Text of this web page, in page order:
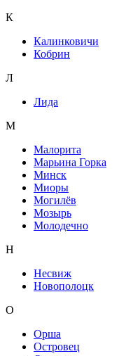
К
Калинковичи
Кобрин
Л
Лида
М
Малорита
Марьина Горка
Минск
Миоры
Могилёв
Мозырь
Молодечно
Н
Несвиж
Новополоцк
О
Орша
Островец